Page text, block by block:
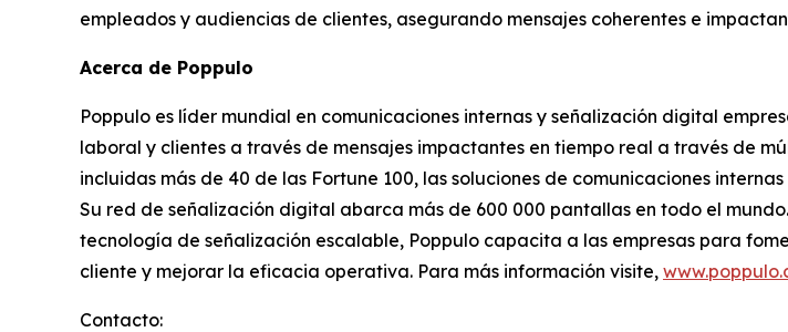
empleados y audiencias de clientes, asegurando mensajes coherentes e
Acerca de Poppulo
Poppulo es líder mundial en comunicaciones internas y señalización digital
laboral y clientes a través de mensajes impactantes en tiempo real a través de
incluidas más de 40 de las Fortune 100, las soluciones de comunicaciones
Su red de señalización digital abarca más de 600 000 pantallas en todo el
tecnología de señalización escalable, Poppulo capacita a las empresas para
cliente y mejorar la eficacia operativa. Para más información visite,
Contacto: